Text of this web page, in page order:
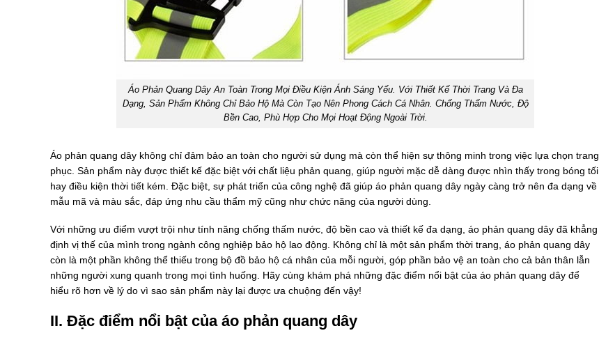
Áo Phản Quang Dây An Toàn Trong Mọi Điều Kiện Ánh Sáng Yếu. Với Thiết Kế Thời Trang Và Đa
Dạng, Sản Phẩm Không Chỉ Bảo Hộ Mà Còn Tạo Nên Phong Cách Cá Nhân. Chống Thấm Nước, Độ
Bền Cao, Phù Hợp Cho Mọi Hoạt Động Ngoài Trời.
Áo phản quang dây không chỉ đảm bảo an toàn cho người sử dụng mà còn thể hiện sự thông minh trong việc lựa chọn trang
phục. Sản phẩm này được thiết kế đặc biệt với chất liệu phản quang, giúp người mặc dễ dàng được nhìn thấy trong bóng tối
hay điều kiện thời tiết kém. Đặc biệt, sự phát triển của công nghệ đã giúp áo phản quang dây ngày càng trở nên đa dạng về
mẫu mã và màu sắc, đáp ứng nhu cầu thẩm mỹ cũng như chức năng của người dùng.
Với những ưu điểm vượt trội như tính năng chống thấm nước, độ bền cao và thiết kế đa dạng, áo phản quang dây đã khẳng
định vị thế của mình trong ngành công nghiệp bảo hộ lao động. Không chỉ là một sản phẩm thời trang, áo phản quang dây
còn là một phần không thể thiếu trong bộ đồ bảo hộ cá nhân của mỗi người, góp phần bảo vệ an toàn cho cả bản thân lẫn
những người xung quanh trong mọi tình huống. Hãy cùng khám phá những đặc điểm nổi bật của áo phản quang dây để
hiểu rõ hơn về lý do vì sao sản phẩm này lại được ưa chuộng đến vậy!
II. Đặc điểm nổi bật của áo phản quang dây